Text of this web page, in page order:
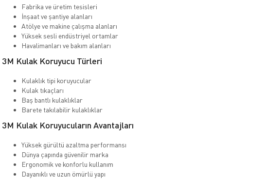
Fabrika ve üretim tesisleri
İnşaat ve şantiye alanları
Atölye ve makine çalışma alanları
Yüksek sesli endüstriyel ortamlar
Havalimanları ve bakım alanları
3M Kulak Koruyucu Türleri
Kulaklık tipi koruyucular
Kulak tıkaçları
Baş bantlı kulaklıklar
Barete takılabilir kulaklıklar
3M Kulak Koruyucuların Avantajları
Yüksek gürültü azaltma performansı
Dünya çapında güvenilir marka
Ergonomik ve konforlu kullanım
Dayanıklı ve uzun ömürlü yapı